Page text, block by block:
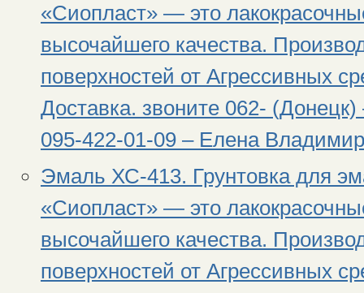
«Сиопласт» — это
высочайшего качества.
поверхностей от Агрессивных
Доставка. звоните 062-
095-422-01-09 – Елена
Эмаль ХС-413. Грунтовка для
«Сиопласт» — это
высочайшего качества.
поверхностей от Агрессивных